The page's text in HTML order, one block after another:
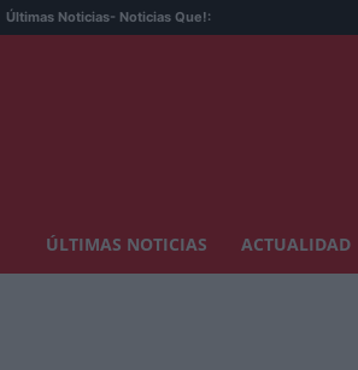
Últimas Noticias- Noticias Que!:
ÚLTIMAS NOTICIAS ACTUALIDAD